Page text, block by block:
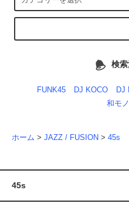
検
FUNK45 DJ KOCO DJ
和モ
ホーム > JAZZ / FUSION > 45s
45s